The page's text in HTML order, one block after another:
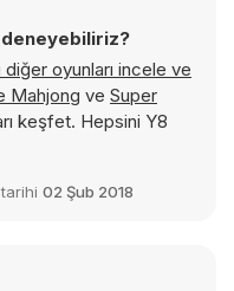
deneyebiliriz?
oyunları incele ve
Mahjong ve Super
keşfet. Hepsini Y8
02 Şub 2018